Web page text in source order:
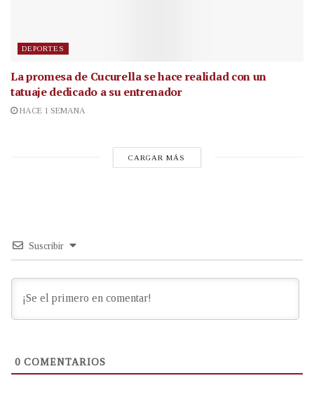
DEPORTES
La promesa de Cucurella se hace realidad con un
tatuaje dedicado a su entrenador
HACE 1 SEMANA
CARGAR MÁS
Suscribir
0 COMENTARIOS